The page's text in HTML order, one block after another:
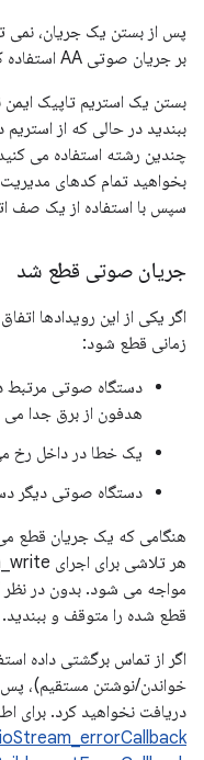
پس از بستن یک جریان، نمی
بر جریان صوتی AA استفاده کنید.
بستن یک استریم تاپیک
ببندید در حالی که از استریم
چندین رشته استفاده می
بخواهید تمام کدهای
سپس با استفاده از یک صف
جریان صوتی قطع شد
اگر یکی از این رویدادها
زمانی قطع شود:
دستگاه صوتی مرتبط
هدفون از برق جدا
یک خطا در داخل رخ
دستگاه صوتی دیگر
مواجه می شود. بدون در
قطع شده را متوقف و ببندید.
اگر از تماس برگشتی داده
خواندن/نوشتن مستقیم)،
دریافت نخواهید کرد. برای